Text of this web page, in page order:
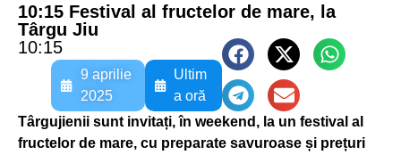
10:15 Festival al fructelor de mare, la
Târgu Jiu
10:15
9 aprilie
2025
Ultim
a oră
Târgujienii sunt invitați, în weekend, la un festival al
fructelor de mare, cu preparate savuroase și prețuri